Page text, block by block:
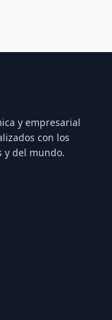
y empresarial
con los
y del mundo.